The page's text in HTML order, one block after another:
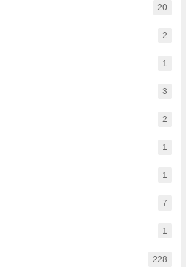
20
2
1
3
2
1
1
7
1
228